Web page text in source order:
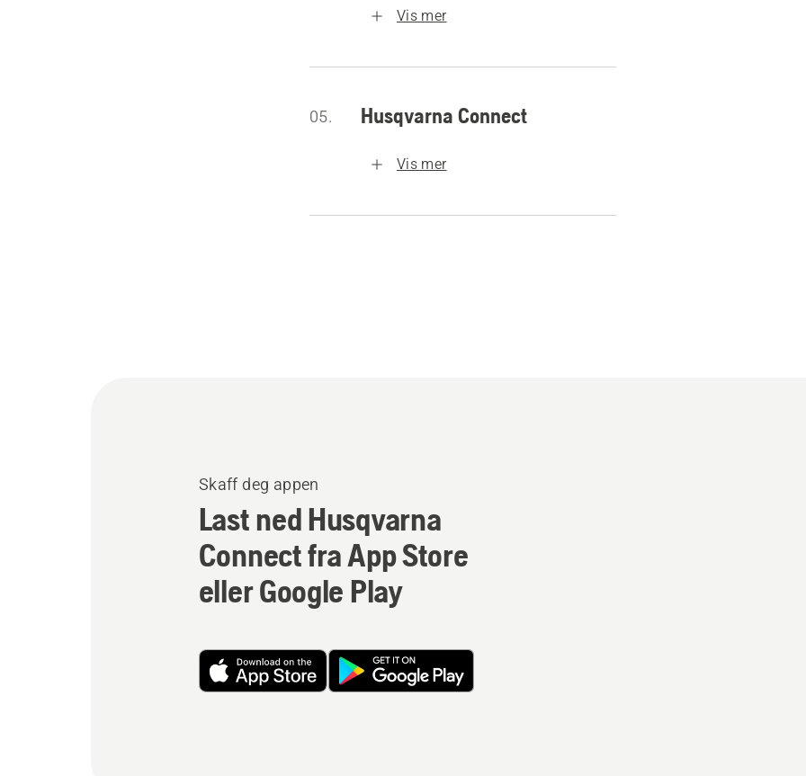
Vis mer
05. Husqvarna Connect
Vis mer
Skaff deg appen
Last ned Husqvarna
Connect fra App Store
eller Google Play